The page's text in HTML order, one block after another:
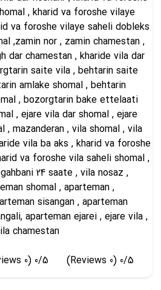
, kharid va foroshe vilaye
va foroshe vilaye saheli dobleks
,zamin nor , zamin chamestan ,
dar chamestan , kharide vila dar
saite vila , behtarin saite
amlake shomal , behtarin
, bozorgtarin bake ettelaati
, ejare vila dar shomal , ejare
, mazanderan , vila shomal , vila
vila ba aks , kharid va foroshe
va foroshe vila saheli shomal ,
24 saate , vila nosaz ,
shomal , aparteman ,
sisangan , aparteman
aparteman ejarei , ejare vila ,
chamestan
0/5
(0 Reviews)
0/5
(0 Reviews)